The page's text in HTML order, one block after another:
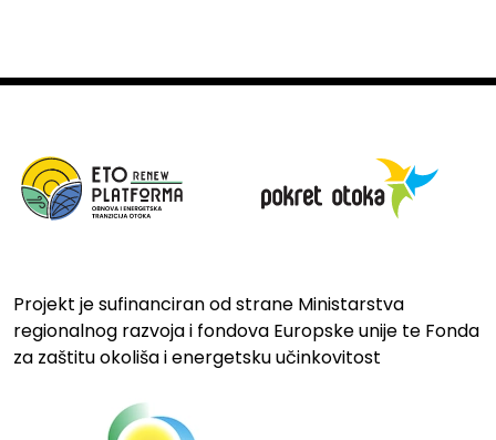
Projekt je sufinanciran od strane Ministarstva
regionalnog razvoja i fondova Europske unije te Fonda
za zaštitu okoliša i energetsku učinkovitost